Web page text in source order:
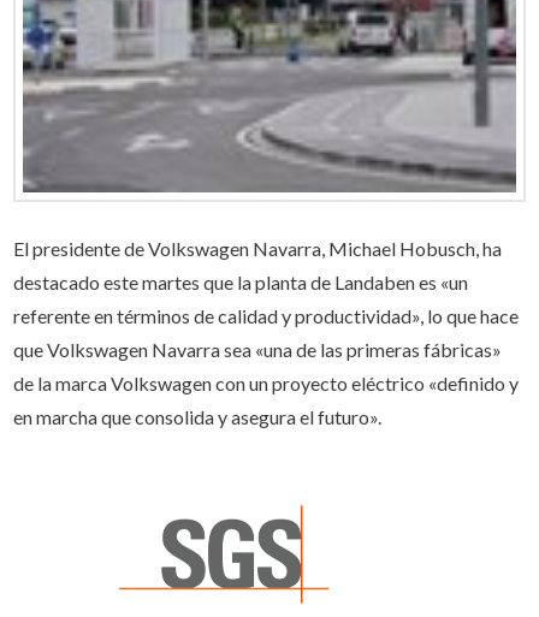
El presidente de Volkswagen Navarra, Michael Hobusch, ha
destacado este martes que la planta de Landaben es «un
referente en términos de calidad y productividad», lo que hace
que Volkswagen Navarra sea «una de las primeras fábricas»
de la marca Volkswagen con un proyecto eléctrico «definido y
en marcha que consolida y asegura el futuro».